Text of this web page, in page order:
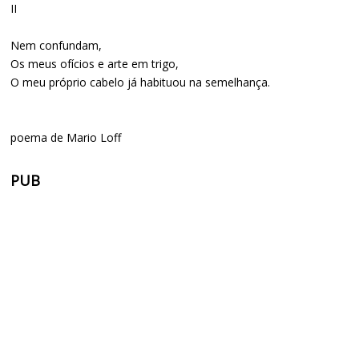
II
Nem confundam,
Os meus ofícios e arte em trigo,
O meu próprio cabelo já habituou na semelhança.
poema de Mario Loff
PUB